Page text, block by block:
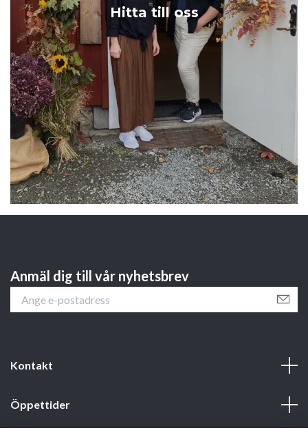
Hitta till oss
Anmäl dig till vår nyhetsbrev
Kontakt
Öppettider